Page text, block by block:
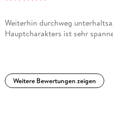
Weiterhin durchweg
Hauptcharakters ist sehr
Weitere Bewertungen zeigen